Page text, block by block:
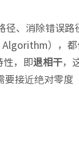
径、消除错误
），
性，即退相干，
接近绝对零度